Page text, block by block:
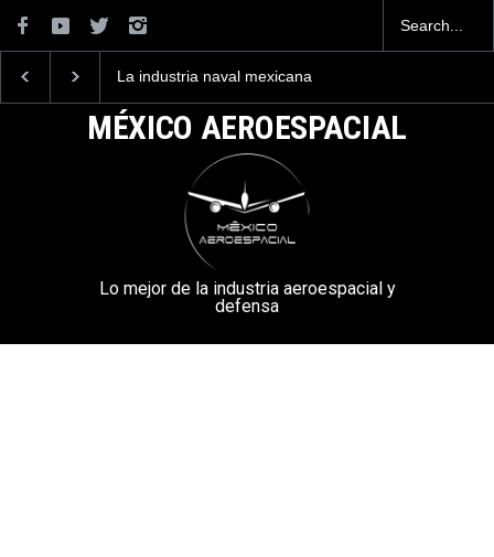
La industria naval mexicana
la Armada de México
mexicanos cuesta 2.9
millones de dólares
MÉXICO AEROESPACIAL
Lo mejor de la industria aeroespacial y
defensa